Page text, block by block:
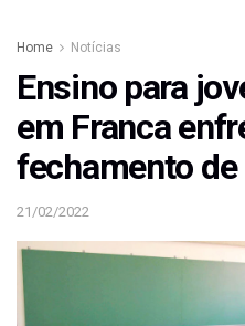
Home Notícias
Ensino para
em Franca
fechamento de
21/02/2022